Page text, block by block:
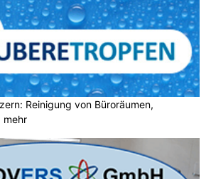
Reinigung von Büroräumen,
mehr